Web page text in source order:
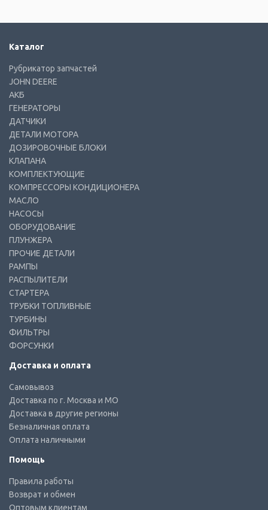
Каталог
Рубрикатор запчастей
JOHN DEERE
АКБ
ГЕНЕРАТОРЫ
ДАТЧИКИ
ДЕТАЛИ МОТОРА
ДОЗИРОВОЧНЫЕ БЛОКИ
КЛАПАНА
КОМПЛЕКТУЮЩИЕ
КОМПРЕССОРЫ КОНДИЦИОНЕРА
МАСЛО
НАСОСЫ
ОБОРУДОВАНИЕ
ПЛУНЖЕРА
ПРОЧИЕ ДЕТАЛИ
РАМПЫ
РАСПЫЛИТЕЛИ
СТАРТЕРА
ТРУБКИ ТОПЛИВНЫЕ
ТУРБИНЫ
ФИЛЬТРЫ
ФОРСУНКИ
Доставка и оплата
Самовывоз
Доставка по г. Москва и МО
Доставка в другие регионы
Безналичная оплата
Оплата наличными
Помощь
Правила работы
Возврат и обмен
Оптовым клиентам